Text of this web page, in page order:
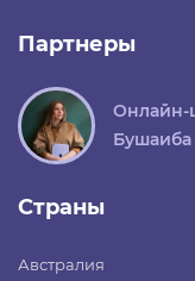
Партнеры
Онлайн-
Бушаиба
Страны
Австралия